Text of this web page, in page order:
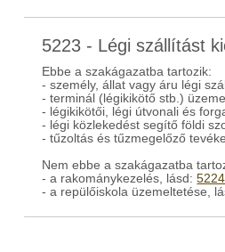
5223 - Légi szállítást
Ebbe a szakágazatba tartozik:
- személy, állat vagy áru légi
- terminál (légikikötő stb.)
- légikikötői, légi útvonali és
- légi közlekedést segítő földi
- tűzoltás és tűzmegelőző
Nem ebbe a szakágazatba
- a rakománykezelés, lásd:5224
- a repülőiskola üzemeltetése,